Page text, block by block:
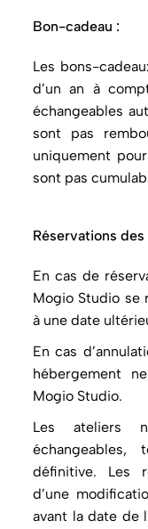
Bon-cadeau :
Les bons-
d’un an à
échangeables
sont pas
uniquement
sont pas
Réservations
En cas de
Mogio Studio se
à une date
En cas
hébergement
Mogio Studio.
Les ateliers
définitive. Les
d’une
avant la date de